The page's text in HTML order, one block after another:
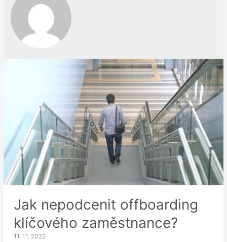
Jak nepodcenit offboarding
klíčového zaměstnance?
11. 11. 2022